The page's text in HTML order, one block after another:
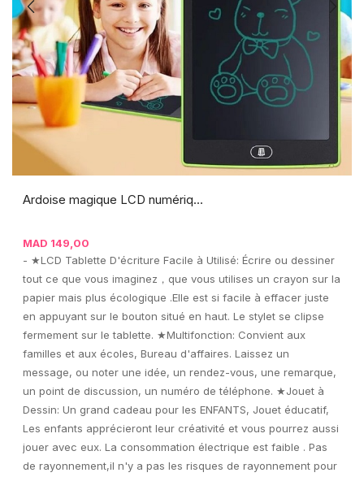
Ardoise magique LCD numériq...
MAD 149,00
- ★LCD Tablette D'écriture Facile à Utilisé: Écrire ou dessiner
tout ce que vous imaginez，que vous utilises un crayon sur la
papier mais plus écologique .Elle est si facile à effacer juste
en appuyant sur le bouton situé en haut. Le stylet se clipse
fermement sur le tablette. ★Multifonction: Convient aux
familles et aux écoles, Bureau d'affaires. Laissez un
message, ou noter une idée, un rendez-vous, une remarque,
un point de discussion, un numéro de téléphone. ★Jouet à
Dessin: Un grand cadeau pour les ENFANTS, Jouet éducatif,
Les enfants apprécieront leur créativité et vous pourrez aussi
jouer avec eux. La consommation électrique est faible . Pas
de rayonnement,il n'y a pas les risques de rayonnement pour